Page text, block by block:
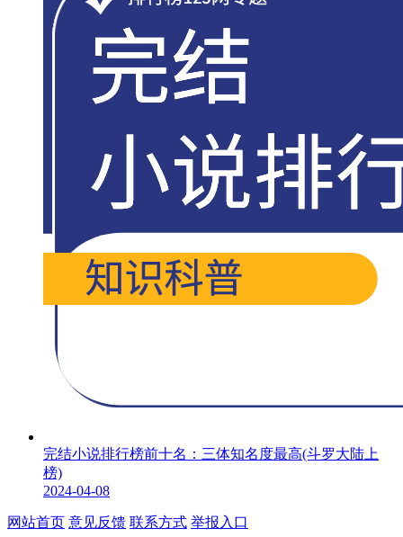
完结小说排行榜前十名：三体知名度最高(斗罗大陆上
榜)
2024-04-08
网站首页 意见反馈 联系方式 举报入口